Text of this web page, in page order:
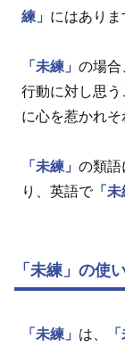
練」 にはありま
「未練」 の場合
行動に対し思
に心を惹かれそ
「未練」 の類語
り、英語で「未
「未練」の使
「未練」 は、